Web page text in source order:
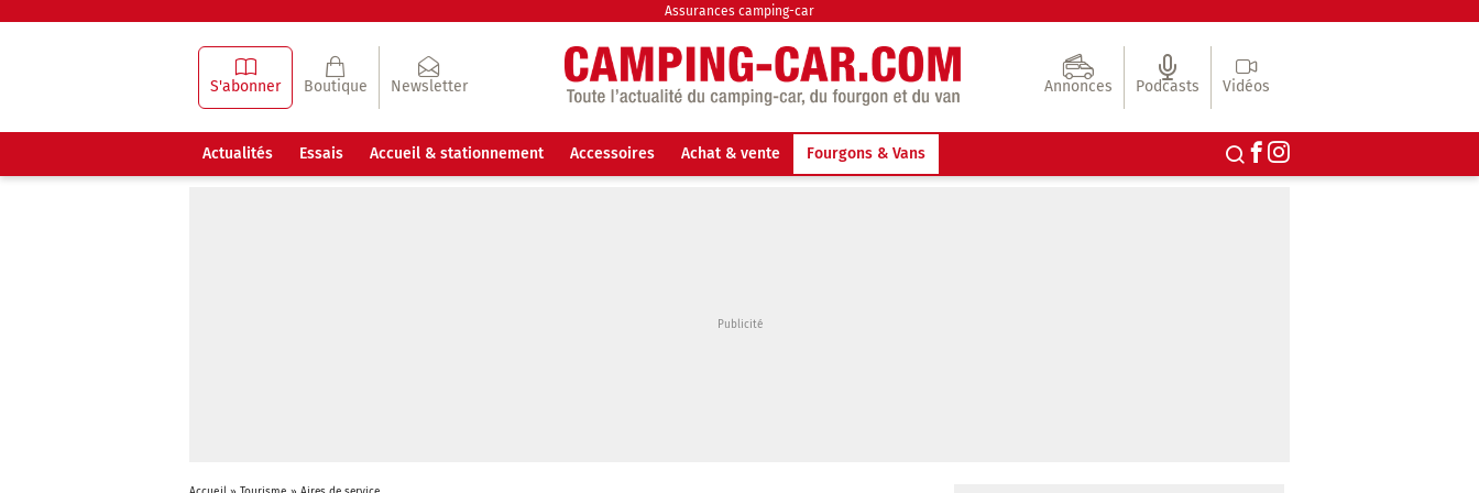
Assurances camping-car
S'abonner Boutique Newsletter Annonces Podcasts Vidéos
Actualités Essais Accueil & stationnement Accessoires Achat & vente Fourgons & Vans